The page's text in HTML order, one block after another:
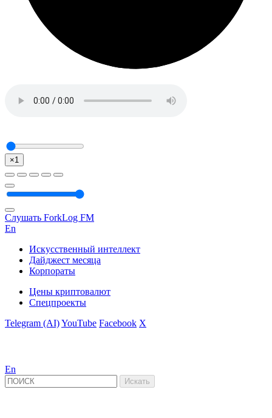
×1
Слушать ForkLog FM
En
Искусственный интеллект
Дайджест месяца
Корпораты
Цены криптовалют
Спецпроекты
Telegram (AI)YouTube Facebook X
En